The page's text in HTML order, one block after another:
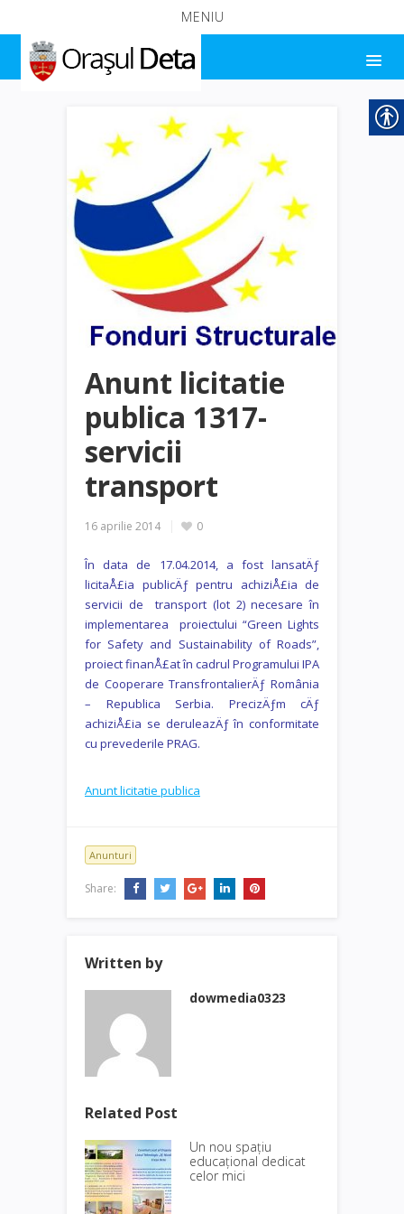
MENIU
Anunt licitatie
publica 1317-
servicii
transport
16 aprilie 2014 0
În data de 17.04.2014, a fost lansatÄƒ
licitaÅ£ia publicÄƒ pentru achiziÅ£ia de
servicii de transport (lot 2) necesare în
implementarea proiectului “Green Lights
for Safety and Sustainability of Roads”,
proiect finanÅ£at în cadrul Programului IPA
de Cooperare TransfrontalierÄƒ România
– Republica Serbia. PrecizÄƒm cÄƒ
achiziÅ£ia se deruleazÄƒ în conformitate
cu prevederile PRAG.
Anunt licitatie publica
Anunturi
Share:
Written by
dowmedia0323
Related Post
Un nou spațiu
educațional dedicat
celor mici